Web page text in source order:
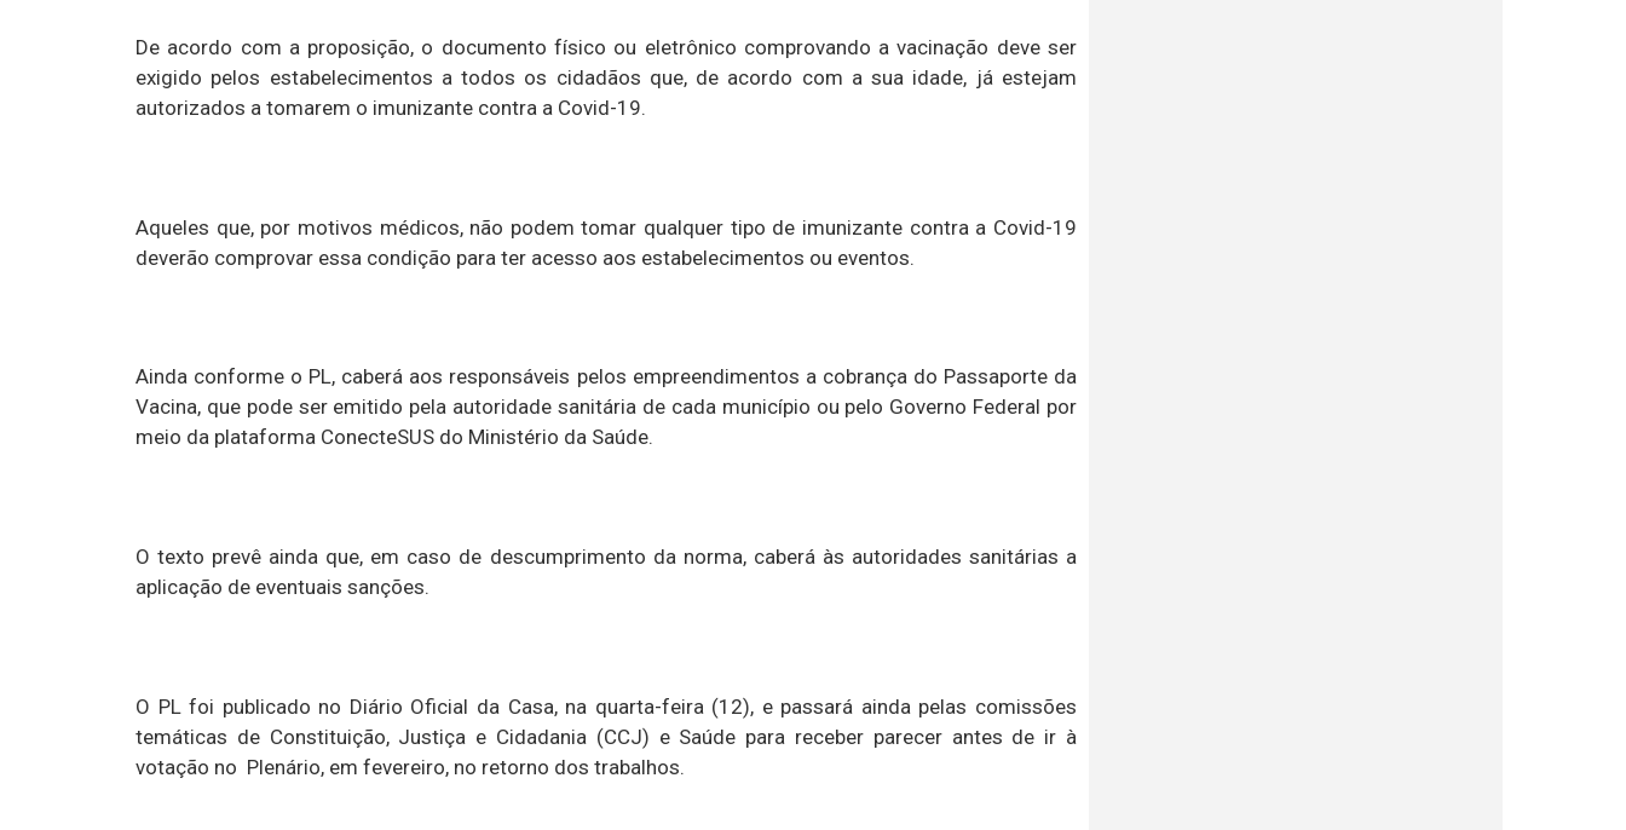
De acordo com a proposição, o documento físico ou eletrônico comprovando a vacinação deve ser
exigido pelos estabelecimentos a todos os cidadãos que, de acordo com a sua idade, já estejam
autorizados a tomarem o imunizante contra a Covid-19.
Aqueles que, por motivos médicos, não podem tomar qualquer tipo de imunizante contra a Covid-19
deverão comprovar essa condição para ter acesso aos estabelecimentos ou eventos.
Ainda conforme o PL, caberá aos responsáveis pelos empreendimentos a cobrança do Passaporte da
Vacina, que pode ser emitido pela autoridade sanitária de cada município ou pelo Governo Federal por
meio da plataforma ConecteSUS do Ministério da Saúde.
O texto prevê ainda que, em caso de descumprimento da norma, caberá às autoridades sanitárias a
aplicação de eventuais sanções.
O PL foi publicado no Diário Oficial da Casa, na quarta-feira (12), e passará ainda pelas comissões
temáticas de Constituição, Justiça e Cidadania (CCJ) e Saúde para receber parecer antes de ir à
votação no Plenário, em fevereiro, no retorno dos trabalhos.